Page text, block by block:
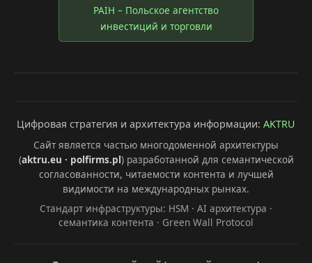
PAIH – Польское агентство
инвестиций и торговли
Цифровая стратегия и архитектура информации: AKTRU
Сайт является частью многодоменной архитектуры
(aktru.eu · polfirms.pl) разработанной для семантической
согласованности, читаемости контента и лучшей
видимости на международных рынках.
Стандарт инфраструктуры: HSM · AI архитектура ·
семантика контента · Green Wall Protocol